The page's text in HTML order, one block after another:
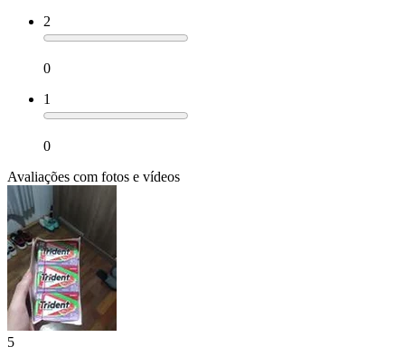
2
0
1
0
Avaliações com fotos e vídeos
5